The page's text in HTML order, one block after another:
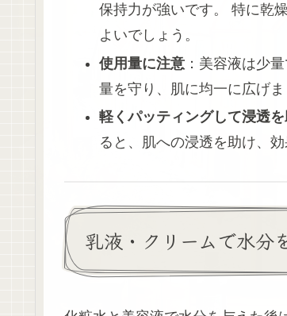
保持力が強いです。 特に乾
よいでしょう。
使用量に注意：美容液は少
量を守り、肌に均一に広げま
軽くパッティングして浸透
ると、肌への浸透を助け、効
乳液・クリームで水分